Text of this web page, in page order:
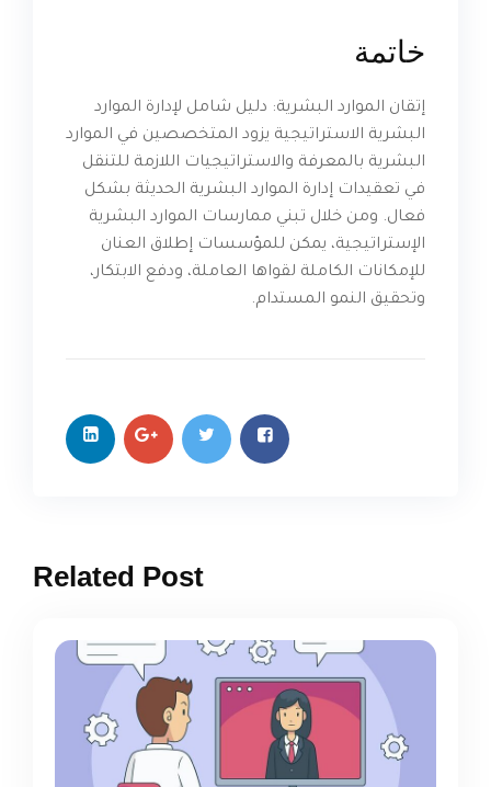
خاتمة
إتقان الموارد البشرية: دليل شامل لإدارة الموارد
البشرية الاستراتيجية يزود المتخصصين في الموارد
البشرية بالمعرفة والاستراتيجيات اللازمة للتنقل
في تعقيدات إدارة الموارد البشرية الحديثة بشكل
فعال. ومن خلال تبني ممارسات الموارد البشرية
الإستراتيجية، يمكن للمؤسسات إطلاق العنان
للإمكانات الكاملة لقواها العاملة، ودفع الابتكار،
وتحقيق النمو المستدام.
Related Post